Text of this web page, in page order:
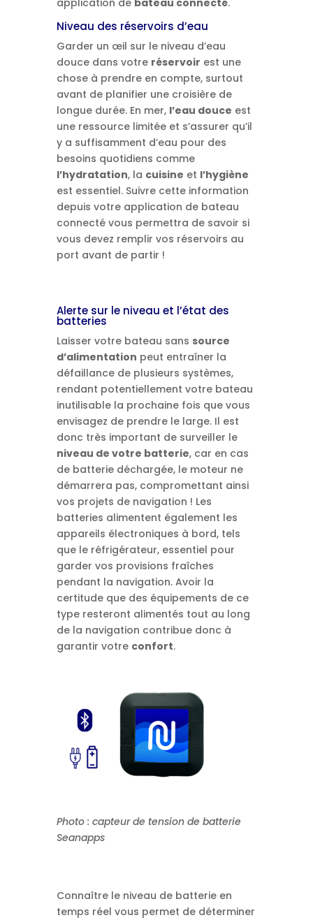
Niveau des réservoirs d’eau
Garder un œil sur le niveau d’eau
douce dans votre réservoir est une
chose à prendre en compte, surtout
avant de planifier une croisière de
longue durée. En mer, l’eau douce est
une ressource limitée et s’assurer qu’il
y a suffisamment d’eau pour des
besoins quotidiens comme
l’hydratation, la cuisine et l’hygiène
est essentiel. Suivre cette information
depuis votre application de bateau
connecté vous permettra de savoir si
vous devez remplir vos réservoirs au
port avant de partir !
Alerte sur le niveau et l’état des
batteries
Laisser votre bateau sans source
d’alimentation peut entraîner la
défaillance de plusieurs systèmes,
rendant potentiellement votre bateau
inutilisable la prochaine fois que vous
envisagez de prendre le large. Il est
donc très important de surveiller le
niveau de votre batterie, car en cas
de batterie déchargée, le moteur ne
démarrera pas, compromettant ainsi
vos projets de navigation ! Les
batteries alimentent également les
appareils électroniques à bord, tels
que le réfrigérateur, essentiel pour
garder vos provisions fraîches
pendant la navigation. Avoir la
certitude que des équipements de ce
type resteront alimentés tout au long
de la navigation contribue donc à
garantir votre confort.
Photo : capteur de tension de batterie
Seanapps
Connaître le niveau de batterie en
temps réel vous permet de déterminer